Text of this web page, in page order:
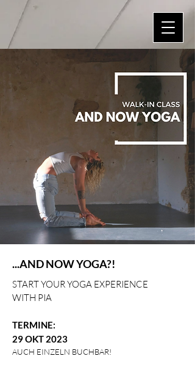
...AND NOW YOGA?!
START YOUR YOGA EXPERIENCE
WITH PIA
TERMINE:
29 OKT 2023
AUCH EINZELN BUCHBAR!